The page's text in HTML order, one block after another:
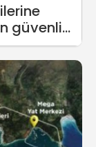
güvenlik